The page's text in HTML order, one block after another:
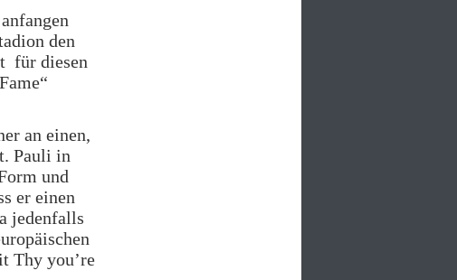
den
für diesen
an einen,
Pauli in
und
er einen
jedenfalls
Thy you’re